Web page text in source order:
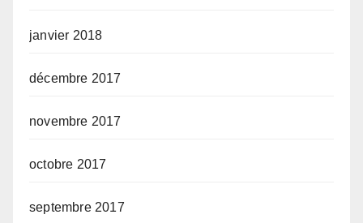
janvier 2018
décembre 2017
novembre 2017
octobre 2017
septembre 2017